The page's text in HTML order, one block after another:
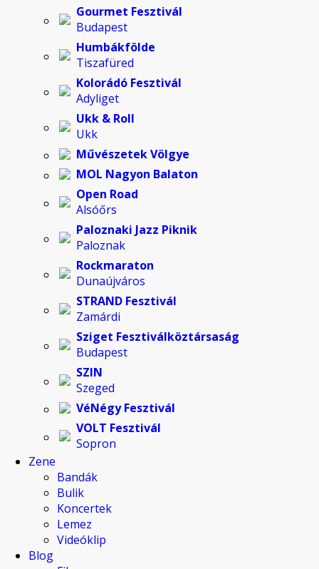
Gourmet Fesztivál
Budapest
Humbákfölde
Tiszafüred
Kolorádó Fesztivál
Adyliget
Ukk & Roll
Ukk
Művészetek Völgye
MOL Nagyon Balaton
Open Road
Alsóőrs
Paloznaki Jazz Piknik
Paloznak
Rockmaraton
Dunaújváros
STRAND Fesztivál
Zamárdi
Sziget Fesztiválköztársaság
Budapest
SZIN
Szeged
VéNégy Fesztivál
VOLT Fesztivál
Sopron
Zene
Bandák
Bulik
Koncertek
Lemez
Videóklip
Blog